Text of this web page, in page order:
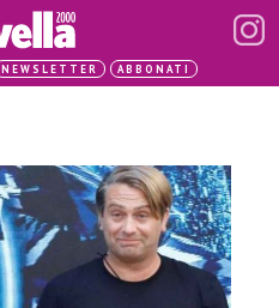
NEWSLETTER ABBONATI